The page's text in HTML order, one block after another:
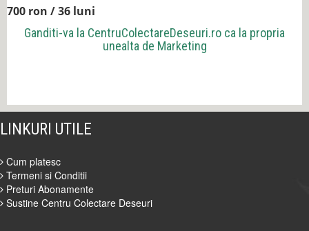
700 ron / 36 luni
Ganditi-va la CentruColectareDeseuri.ro ca la propria
unealta de Marketing
LINKURI UTILE
Cum platesc
Termeni si Conditii
Preturi Abonamente
Sustine Centru Colectare Deseuri